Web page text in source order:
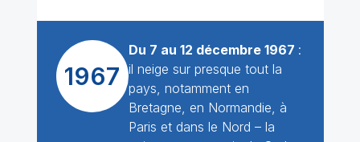
1967
Du 7 au 12 décembre 1967 :
il neige sur presque tout la
pays, notamment en
Bretagne, en Normandie, à
Paris et dans le Nord – la